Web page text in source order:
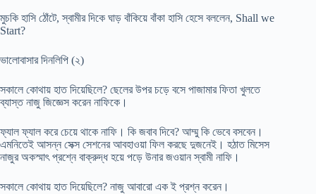
মুচকি হাসি ঠোঁটে, স্বামীর দিকে ঘাড় বাঁকিয়ে বাঁকা হাসি হেসে বললেন, Shall we
Start?
ভালোবাসার দিনলিপি (২)
সকালে কোথায় হাত দিয়েছিলে? ছেলের উপর চড়ে বসে পাজামার ফিতা খুলতে
ব্যাস্ত নাজু জিজ্ঞেস করেন নাফিকে।
ফ্যাল ফ্যাল করে চেয়ে থাকে নাফি। কি জবাব দিবে? আম্মু কি ভেবে বসবেন।
এমনিতেই আসন্ন সেক্স সেশনের আবহাওয়া ফিল করছে দুজনেই। হঠাত মিসেস
নাজুর অকস্মাৎ প্রশ্নে বাক্রুদ্ধ হয়ে পড়ে উনার জওয়ান স্বামী নাফি।
সকালে কোথায় হাত দিয়েছিলে? নাজু আবারো এক ই প্রশ্ন করেন।